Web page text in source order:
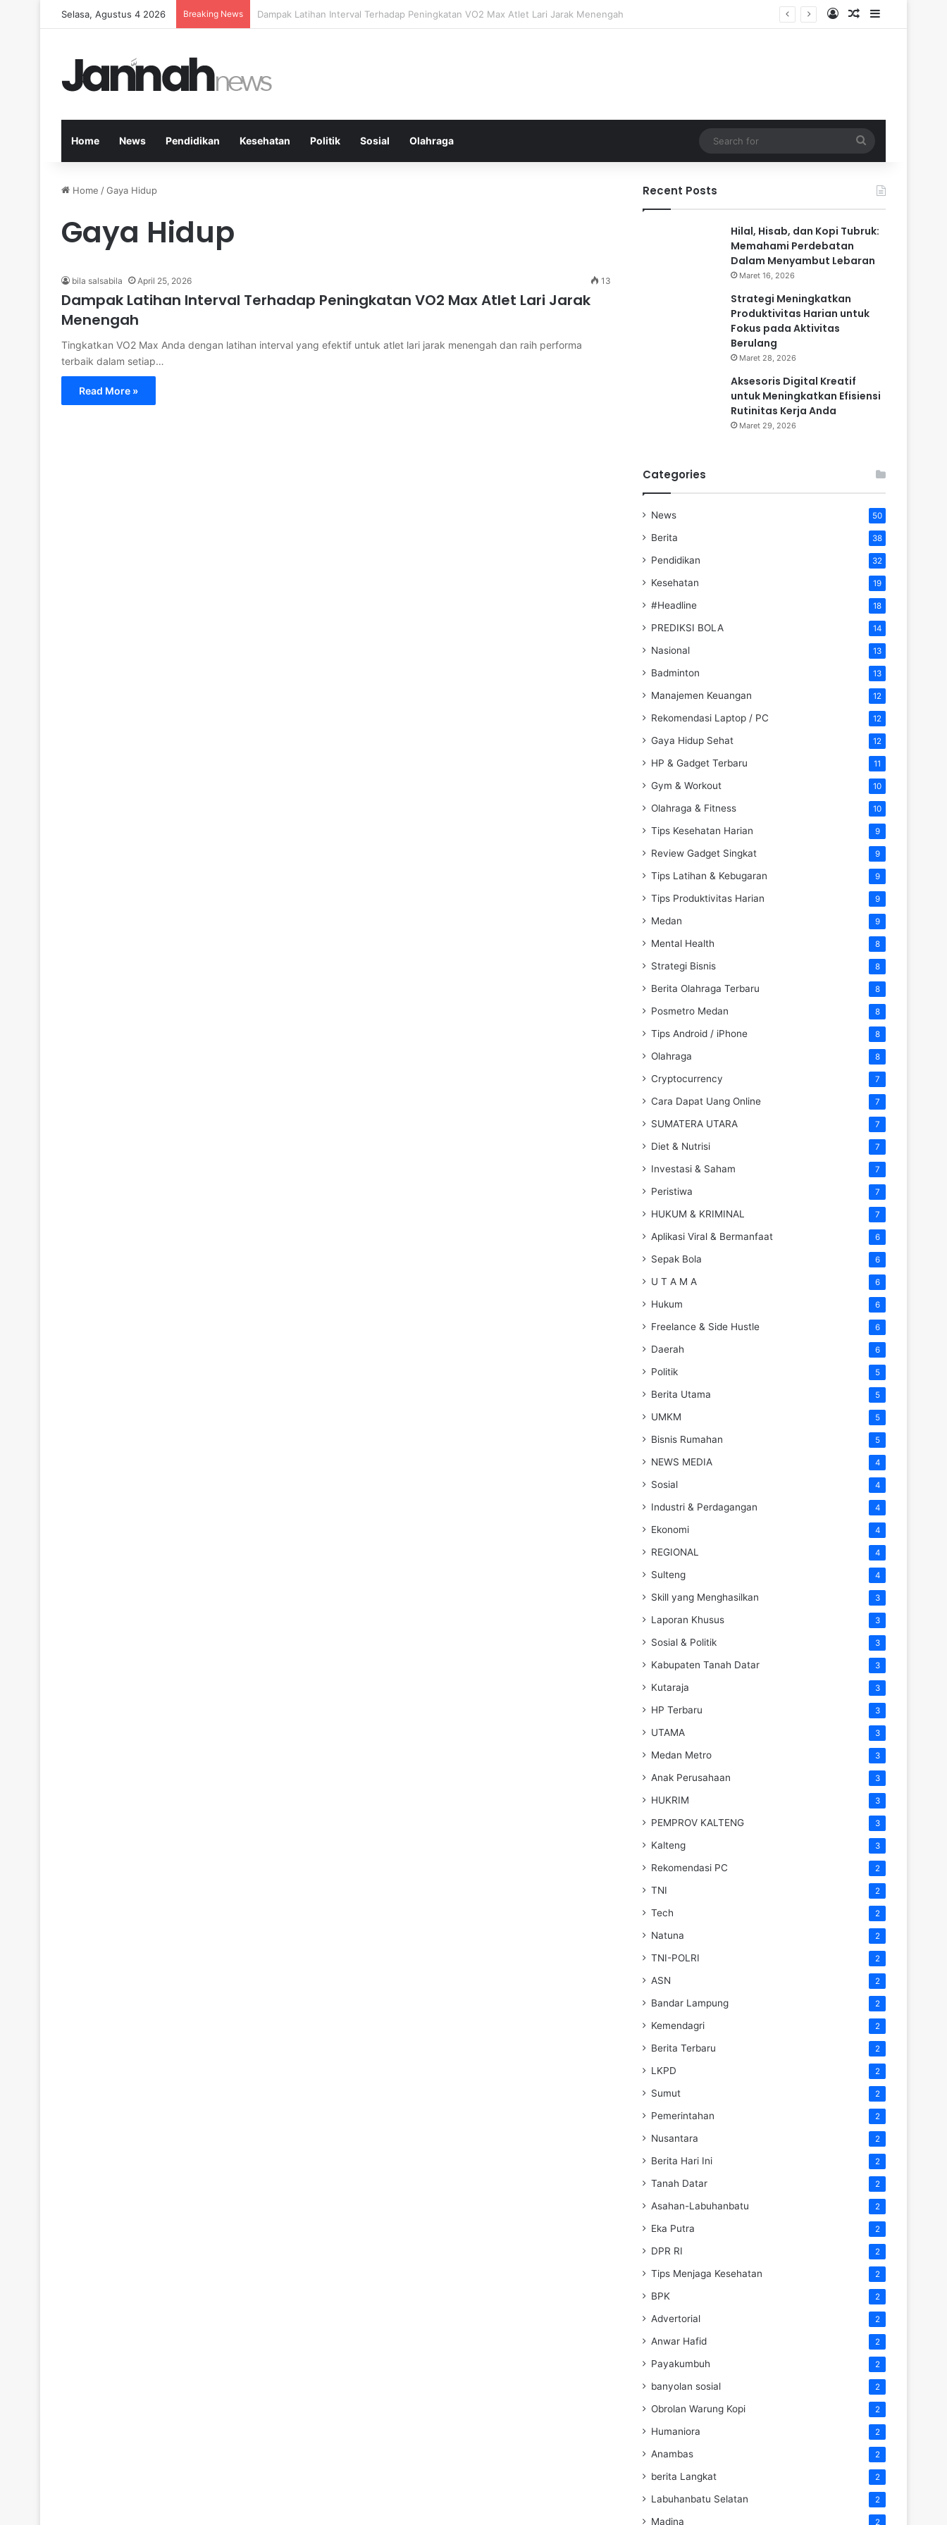
Selasa, Agustus 4 2026 Breaking News Kesehatan Mental: Menggali Hubungan Antara Pikiran, Tubuh, dan Emosi secara Mendalam Log InRandom Article
Sidebar
Home News Pendidikan Kesehatan Politik Sosial Olahraga
for
Home /Gaya Hidup
Gaya Hidup
bila salsabila April 25, 2026 13
Dampak Latihan Interval Terhadap Peningkatan VO2 Max Atlet Lari Jarak
Menengah
Tingkatkan VO2 Max Anda dengan latihan interval yang efektif untuk atlet lari jarak menengah dan raih performa
terbaik dalam setiap…
Read More »
Recent Posts
Hilal, Hisab, dan Kopi Tubruk:
Memahami Perdebatan
Dalam Menyambut Lebaran
Maret 16, 2026
Strategi Meningkatkan
Produktivitas Harian untuk
Fokus pada Aktivitas
Berulang
Maret 28, 2026
Aksesoris Digital Kreatif
untuk Meningkatkan Efisiensi
Rutinitas Kerja Anda
Maret 29, 2026
Categories
News 50
Berita 38
Pendidikan 32
Kesehatan 19
#Headline 18
PREDIKSI BOLA 14
Nasional 13
Badminton 13
Manajemen Keuangan 12
Rekomendasi Laptop / PC 12
Gaya Hidup Sehat 12
HP & Gadget Terbaru 11
Gym & Workout 10
Olahraga & Fitness 10
Tips Kesehatan Harian 9
Review Gadget Singkat 9
Tips Latihan & Kebugaran 9
Tips Produktivitas Harian 9
Medan 9
Mental Health 8
Strategi Bisnis 8
Berita Olahraga Terbaru 8
Posmetro Medan 8
Tips Android / iPhone 8
Olahraga 8
Cryptocurrency 7
Cara Dapat Uang Online 7
SUMATERA UTARA 7
Diet & Nutrisi 7
Investasi & Saham 7
Peristiwa 7
HUKUM & KRIMINAL 7
Aplikasi Viral & Bermanfaat 6
Sepak Bola 6
U T A M A 6
Hukum 6
Freelance & Side Hustle 6
Daerah 6
Politik 5
Berita Utama 5
UMKM 5
Bisnis Rumahan 5
NEWS MEDIA 4
Sosial 4
Industri & Perdagangan 4
Ekonomi 4
REGIONAL 4
Sulteng 4
Skill yang Menghasilkan 3
Laporan Khusus 3
Sosial & Politik 3
Kabupaten Tanah Datar 3
Kutaraja 3
HP Terbaru 3
UTAMA 3
Medan Metro 3
Anak Perusahaan 3
HUKRIM 3
PEMPROV KALTENG 3
Kalteng 3
Rekomendasi PC 2
TNI 2
Tech 2
Natuna 2
TNI-POLRI 2
ASN 2
Bandar Lampung 2
Kemendagri 2
Berita Terbaru 2
LKPD 2
Sumut 2
Pemerintahan 2
Nusantara 2
Berita Hari Ini 2
Tanah Datar 2
Asahan-Labuhanbatu 2
Eka Putra 2
DPR RI 2
Tips Menjaga Kesehatan 2
BPK 2
Advertorial 2
Anwar Hafid 2
Payakumbuh 2
banyolan sosial 2
Obrolan Warung Kopi 2
Humaniora 2
Anambas 2
berita Langkat 2
Labuhanbatu Selatan 2
Madina 2